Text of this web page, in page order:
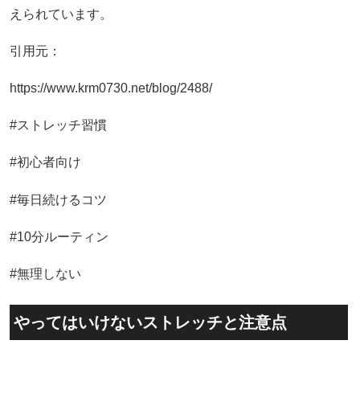
えられています。
引用元：
https://www.krm0730.net/blog/2488/
#ストレッチ習慣
#初心者向け
#毎日続けるコツ
#10分ルーティン
#無理しない
やってはいけないストレッチと注意点